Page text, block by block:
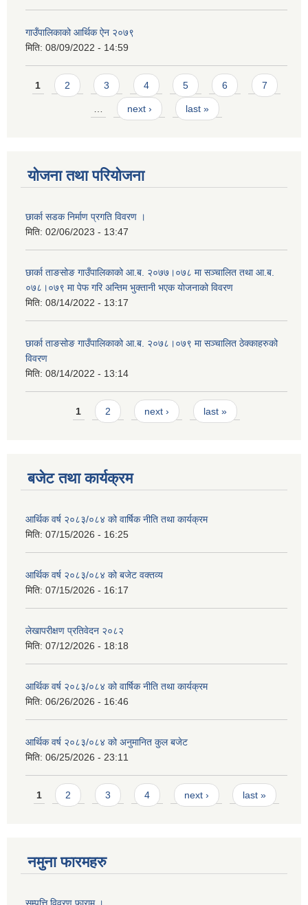
गाउँपालिकाको आर्थिक ऐन २०७९
मिति: 08/09/2022 - 14:59
Pages
1 2 3 4 5 6 7
next › last »
योजना तथा परियोजना
छार्का सडक निर्माण प्रगति विवरण ।
मिति: 02/06/2023 - 13:47
छार्का ताङसोङ गाउँपालिकाको आ.ब. २०७७।०७८ मा सञ्चालित तथा आ.ब.
०७८।०७९ मा पेफ गरि अन्तिम भुक्तानी भएक योजनाको विवरण
मिति: 08/14/2022 - 13:17
छार्का ताङसोङ गाउँपालिकाको आ.ब. २०७८।०७९ मा सञ्चालित ठेक्काहरुको
विवरण
मिति: 08/14/2022 - 13:14
Pages1 2 next › last »
बजेट तथा कार्यक्रम
आर्थिक वर्ष २०८३/०८४ को वार्षिक नीति तथा कार्यक्रम
मिति: 07/15/2026 - 16:25
आर्थिक वर्ष २०८३/०८४ को बजेट वक्तव्य
मिति: 07/15/2026 - 16:17
लेखापरीक्षण प्रतिवेदन २०८२
मिति: 07/12/2026 - 18:18
आर्थिक वर्ष २०८३/०८४ को वार्षिक नीति तथा कार्यक्रम
मिति: 06/26/2026 - 16:46
आर्थिक वर्ष २०८३/०८४ को अनुमानित कुल बजेट
मिति: 06/25/2026 - 23:11
Pages
1 2 3 4 next › last »
नमुना फारमहरु